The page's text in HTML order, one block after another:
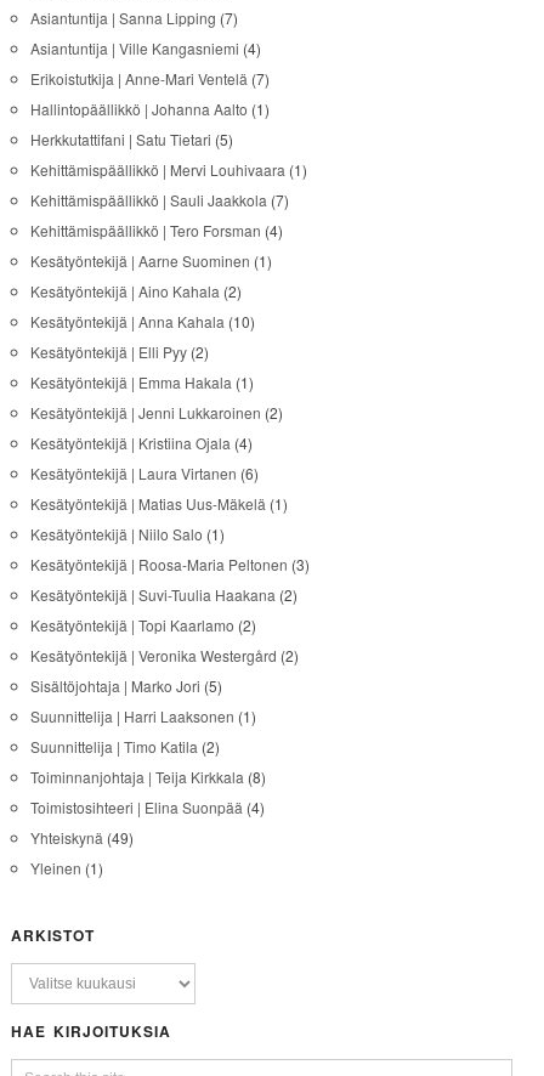
Asiantuntija | Sanna Lipping (7)
Asiantuntija | Ville Kangasniemi (4)
Erikoistutkija | Anne-Mari Ventelä (7)
Hallintopäällikkö | Johanna Aalto (1)
Herkkutattifani | Satu Tietari (5)
Kehittämispäällikkö | Mervi Louhivaara (1)
Kehittämispäällikkö | Sauli Jaakkola (7)
Kehittämispäällikkö | Tero Forsman (4)
Kesätyöntekijä | Aarne Suominen (1)
Kesätyöntekijä | Aino Kahala (2)
Kesätyöntekijä | Anna Kahala (10)
Kesätyöntekijä | Elli Pyy(2)
Kesätyöntekijä | Emma Hakala (1)
Kesätyöntekijä | Jenni Lukkaroinen (2)
Kesätyöntekijä | Kristiina Ojala (4)
Kesätyöntekijä | Laura Virtanen (6)
Kesätyöntekijä | Matias Uus-Mäkelä (1)
Kesätyöntekijä | Niilo Salo (1)
Kesätyöntekijä | Roosa-Maria Peltonen (3)
Kesätyöntekijä | Suvi-Tuulia Haakana (2)
Kesätyöntekijä | Topi Kaarlamo (2)
Kesätyöntekijä | Veronika Westergård (2)
Sisältöjohtaja | Marko Jori (5)
Suunnittelija | Harri Laaksonen (1)
Suunnittelija | Timo Katila (2)
Toiminnanjohtaja | Teija Kirkkala (8)
Toimistosihteeri | Elina Suonpää (4)
Yhteiskynä (49)
Yleinen (1)
ARKISTOT
HAE KIRJOITUKSIA